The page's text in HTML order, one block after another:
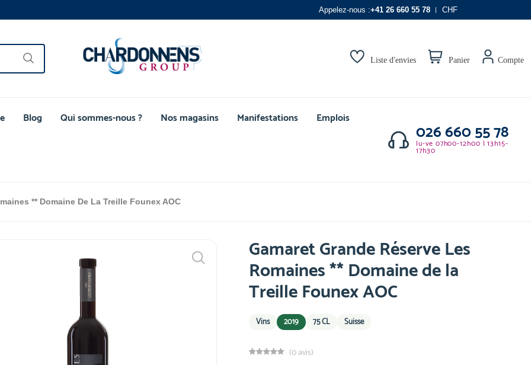
Appelez-nous :+41 26 660 55 78 CHF
Liste d'envies Panier Compte
Blog Qui sommes-nous ? Nos magasins Manifestations Emplois
026 660 55 78
lu-ve 07h00-12h00 | 13h15-
17h30
** Domaine De La Treille Founex AOC
Gamaret Grande Réserve Les
Romaines ** Domaine de la
Treille Founex AOC
Vins 2019 75 CL Suisse
(0 avis)